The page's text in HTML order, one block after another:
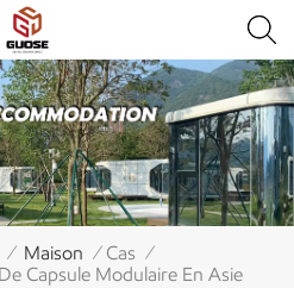
/ Maison / Cas /
Capsule Modulaire En Asie